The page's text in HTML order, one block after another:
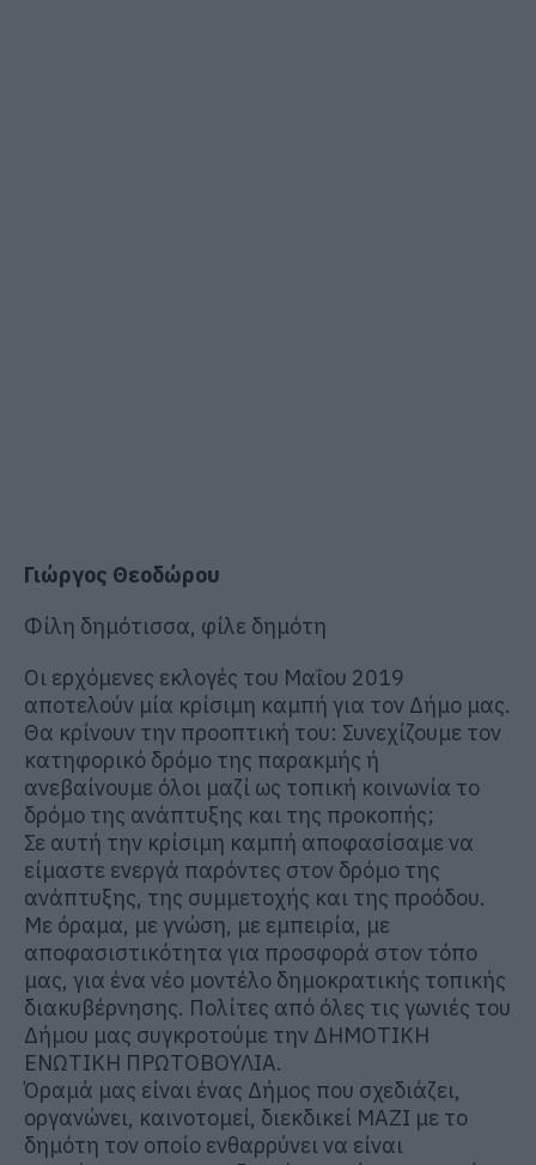
Γιώργος Θεοδώρου
Φίλη δημότισσα, φίλε δημότη
Οι ερχόμενες εκλογές του Μαΐου 2019
αποτελούν μία κρίσιμη καμπή για τον Δήμο μας.
Θα κρίνουν την προοπτική του: Συνεχίζουμε τον
κατηφορικό δρόμο της παρακμής ή
ανεβαίνουμε όλοι μαζί ως τοπική κοινωνία το
δρόμο της ανάπτυξης και της προκοπής;
Σε αυτή την κρίσιμη καμπή αποφασίσαμε να
είμαστε ενεργά παρόντες στον δρόμο της
ανάπτυξης, της συμμετοχής και της προόδου.
Με όραμα, με γνώση, με εμπειρία, με
αποφασιστικότητα για προσφορά στον τόπο
μας, για ένα νέο μοντέλο δημοκρατικής τοπικής
διακυβέρνησης. Πολίτες από όλες τις γωνιές του
Δήμου μας συγκροτούμε την ΔΗΜΟΤΙΚΗ
ΕΝΩΤΙΚΗ ΠΡΩΤΟΒΟΥΛΙΑ.
Όραμά μας είναι ένας Δήμος που σχεδιάζει,
οργανώνει, καινοτομεί, διεκδικεί ΜΑΖΙ με το
δημότη τον οποίο ενθαρρύνει να είναι